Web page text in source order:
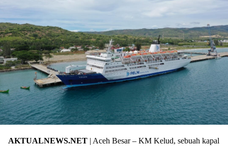
AKTUALNEWS.NET | Aceh Besar – KM Kelud, sebuah kapal